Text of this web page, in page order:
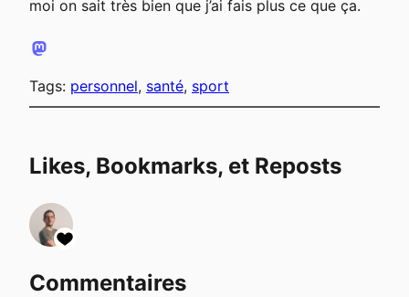
moi on sait très bien que j’ai fais plus ce que ça.
Tags: personnel, santé, sport
Likes, Bookmarks, et Reposts
Commentaires